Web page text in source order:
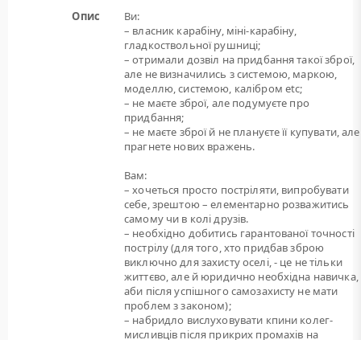
Опис
Ви:
– власник карабіну, міні-карабіну,
гладкоствольної рушниці;
– отримали дозвіл на придбання такої зброї,
але не визначились з системою, маркою,
моделлю, системою, калібром etc;
– не маєте зброї, але подумуєте про
придбання;
– не маєте зброї й не плануєте її купувати, але
прагнете нових вражень.
Вам:
– хочеться просто постріляти, випробувати
себе, зрештою – елементарно розважитись
самому чи в колі друзів.
– необхідно добитись гарантованої точності
пострілу (для того, хто придбав зброю
виключно для захисту оселі, - це не тільки
життєво, але й юридично необхідна навичка,
аби після успішного самозахисту не мати
проблем з законом);
– набридло вислуховувати кпини колег-
мисливців після прикрих промахів на